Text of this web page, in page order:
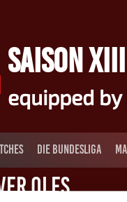
SAISON
equipped
DIE BUNDESLIGA
Oles